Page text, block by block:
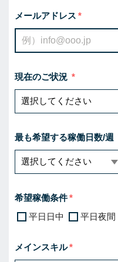
メールアドレス
現在のご状況
最も希望する稼働日数/週
希望稼働条件
平日日中
平日夜間
メインスキル